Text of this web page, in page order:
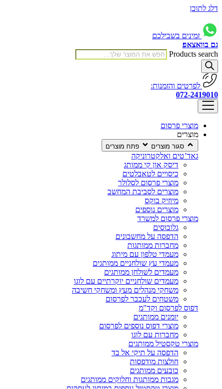
דלג לתוכן
זמינים בשבילכם
גם בוואצאפ
Products search
לפרטים והזמנות:
072-2419010
מוצרי פרסום
מוצרים
סגור מוצרים פתח מוצרים
גאד’טים ואלקטרוניקה
דיסק און קי ממותג
כיסויים לטאבלטים
מוצרי פרסום לסלולר
מוצרים לסביבת המחשב
מיוזיק בוקס
מוצרים נוספים
מוצרי פרסום למשרד
גלובוסים
הדפסה על מחשבונים
מחברות ממותגות
מעמדי טלפון עם מיתוג
מעמדי עץ שולחניים ממותגים
מעמדים לשולחן ממותגים
מעמדים שולחניים יוקרתיים עם לוגו
משחקי מנהלים מעץ ומשחקי חשיבה
משטחים לעכבר לפרסום
דפוס לפרסום וקד"מ
יומנים ממותגים
מוצרי דפוס נוספים לפרסום
מחברות עם לוגו
מוצרי טקסטיל ממותגים
הדפסה על תיקי אל בד
חולצות מודפסות
כובעים ממותגים
מגבות ממותגות וחלוקים ממותגים